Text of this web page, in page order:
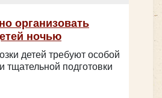
организовать
ночью
детей требуют особой
тщательной подготовки